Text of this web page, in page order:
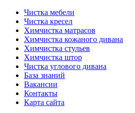
Чистка мебели
Чистка кресел
Химчистка матрасов
Химчистка кожаного дивана
Химчистка стульев
Химчистка штор
Чистка углового дивана
База знаний
Вакансии
Контакты
Карта сайта